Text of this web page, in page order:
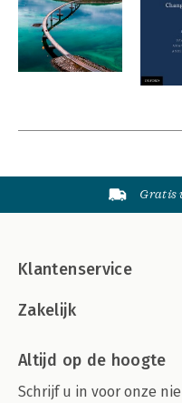
Gratis
Klantenservice
Zakelijk
Altijd op de hoogte
Schrijf u in voor onze